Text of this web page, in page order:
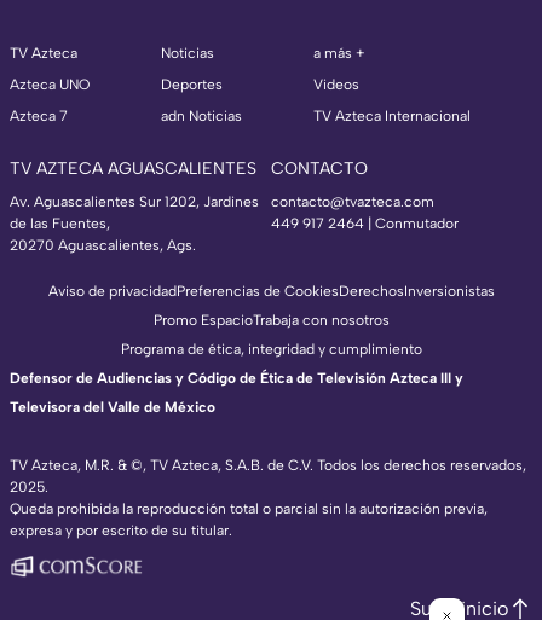
TV Azteca
Azteca UNO
Azteca 7
Noticias
Deportes
adn Noticias
a más +
Videos
TV Azteca Internacional
TV AZTECA AGUASCALIENTES
Av. Aguascalientes Sur 1202, Jardines
de las Fuentes,
20270 Aguascalientes, Ags.
CONTACTO
contacto@tvazteca.com
449 917 2464 | Conmutador
TV Azteca, M.R. & ©, TV Azteca, S.A.B. de C.V. Todos los derechos reservados,
2025.
Queda prohibida la reproducción total o parcial sin la autorización previa,
expresa y por escrito de su titular.
Aviso de privacidadPreferencias de CookiesDerechosInversionistas
Promo EspacioTrabaja con nosotros
Programa de ética, integridad y cumplimiento
Defensor de Audiencias y Código de Ética de Televisión Azteca III y
Televisora del Valle de México
Subir inicio